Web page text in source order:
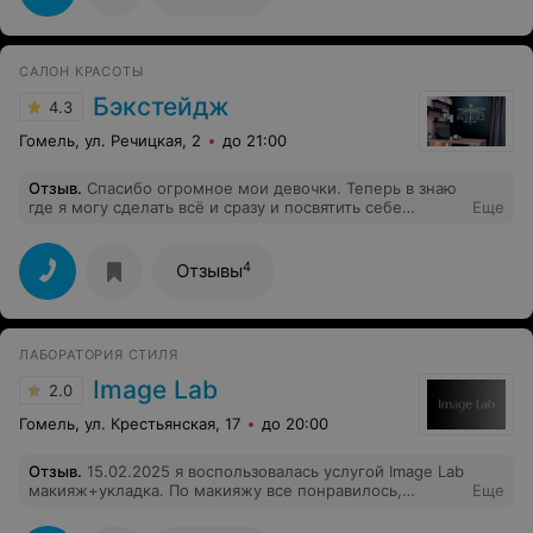
САЛОН КРАСОТЫ
4.3 Бэкстейдж
Гомель, ул. Речицкая, 2 до 21:00
Отзыв. Спасибо огромное мои девочки. Теперь в знаю
где я могу сделать всё и сразу и посвятить себе
довольна! И думаю скоро увидимся.
Еще
Отзывы4
ЛАБОРАТОРИЯ СТИЛЯ
2.0 Image Lab
Гомель, ул. Крестьянская, 17 до 20:00
Отзыв. 15.02.2025 я воспользовалась услугой Image Lab
макияж+укладка. По макияжу все понравилось,
косметика высокого качества. Укладка подразумевала:
Еще